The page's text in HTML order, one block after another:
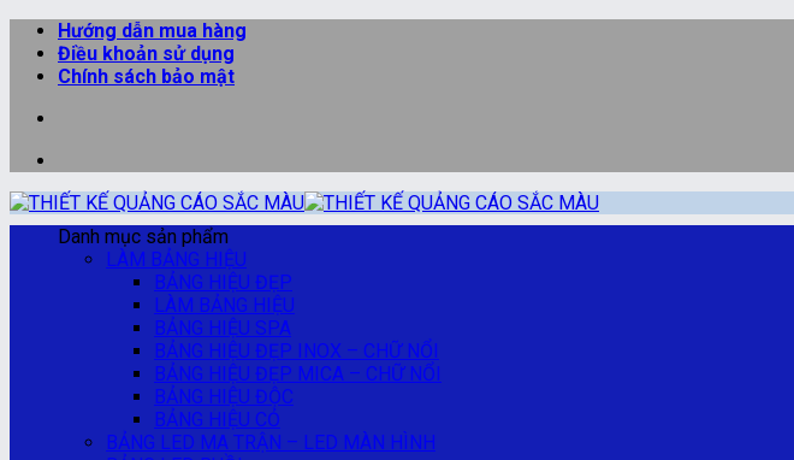
qua
Hướng dẫn mua hàng
Điều khoản sử dụng
Chính sách bảo mật
Danh mục sản phẩm
LÀM BẢNG HIỆU
BẢNG HIỆU ĐẸP
LÀM BẢNG HIỆU
BẢNG HIỆU SPA
BẢNG HIỆU ĐẸP INOX – CHỮ NỔI
BẢNG HIỆU ĐẸP MICA – CHỮ NỔI
BẢNG HIỆU ĐỘC
BẢNG HIỆU CỎ
BẢNG LED MA TRẬN – LED MÀN HÌNH